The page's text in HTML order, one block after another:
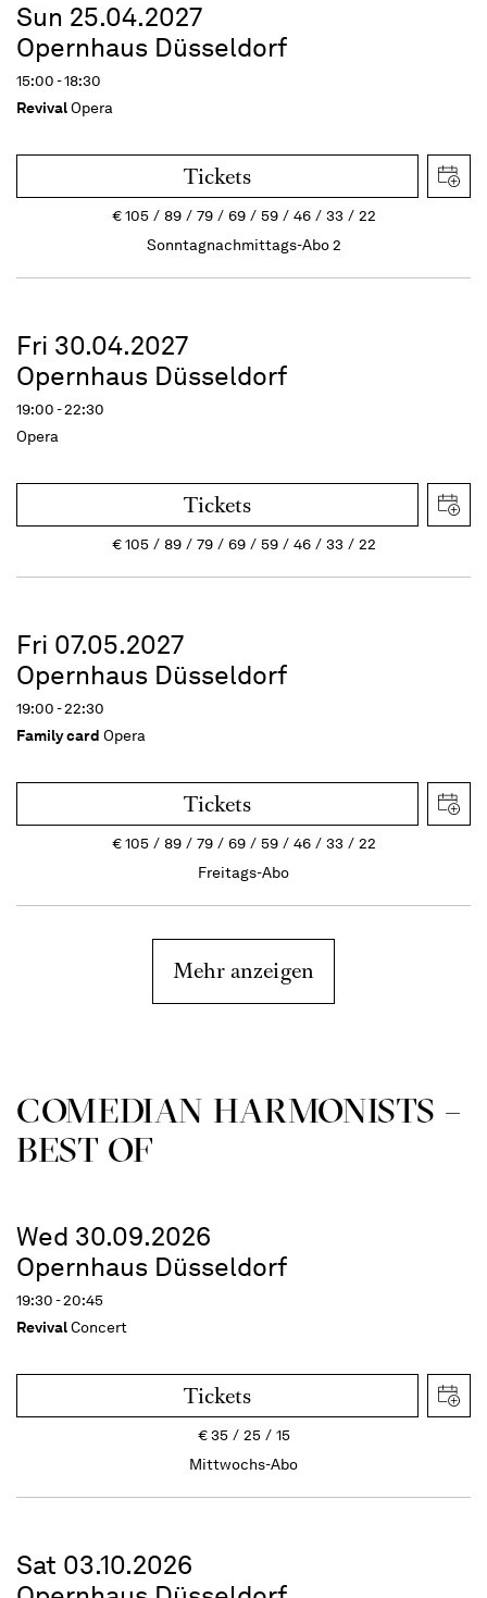
Sun 25.04.2027
Opernhaus Düsseldorf
15:00 - 18:30
RevivalOpera
Tickets
€105 89 79 69 59 46 33
22
Sonntagnachmittags-Abo 2
Fri 30.04.2027
Opernhaus Düsseldorf
19:00 - 22:30
Opera
Tickets
€105 89 79 69 59 46 33 22
Fri 07.05.2027
Opernhaus Düsseldorf
19:00 - 22:30
Family card Opera
Tickets
€105 89 79 69 59 46 33
22
Freitags-Abo
Mehr anzeigen
COME­DIAN HARMO­NISTS –
BEST OF
Wed 30.09.2026
Opernhaus Düsseldorf
19:30 - 20:45
RevivalConcert
Tickets
€35 25
15
Mittwochs-Abo
Sat 03.10.2026